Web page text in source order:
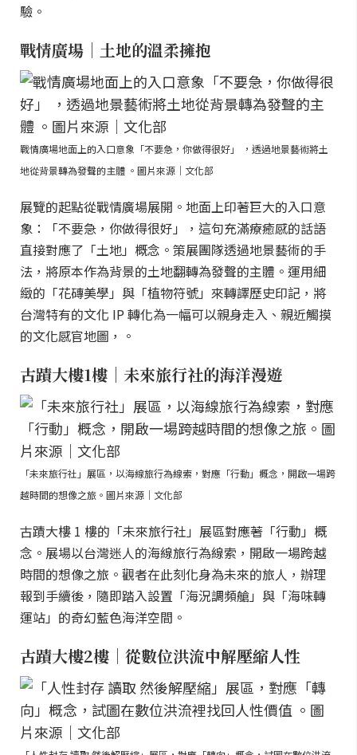
驗。
戰情廣場｜土地的溫柔擁抱
戰情廣場地面上的入口意象「不要急，你做得很好」 ，透過地景藝術將土
地從背景轉為發聲的主體 。圖片來源｜文化部
展覽的起點從戰情廣場展開。地面上印著巨大的入口意
象：「不要急，你做得很好」，這句充滿療癒感的話語
直接對應了「土地」概念。策展團隊透過地景藝術的手
法，將原本作為背景的土地翻轉為發聲的主體。運用細
緻的「花磚美學」與「植物符號」來轉譯歷史印記，將
台灣特有的文化 IP 轉化為一幅可以親身走入、親近觸摸
的文化感官地圖，。
古蹟大樓1樓｜未來旅行社的海洋漫遊
「未來旅行社」展區，以海線旅行為線索，對應「行動」概念，開啟一場跨
越時間的想像之旅。圖片來源｜文化部
古蹟大樓 1 樓的「未來旅行社」展區對應著「行動」概
念。展場以台灣迷人的海線旅行為線索，開啟一場跨越
時間的想像之旅。觀者在此刻化身為未來的旅人，辦理
報到手續後，隨即踏入設置「海況調頻艙」與「海味轉
運站」的奇幻藍色海洋空間。
古蹟大樓2樓｜從數位洪流中解壓縮人性